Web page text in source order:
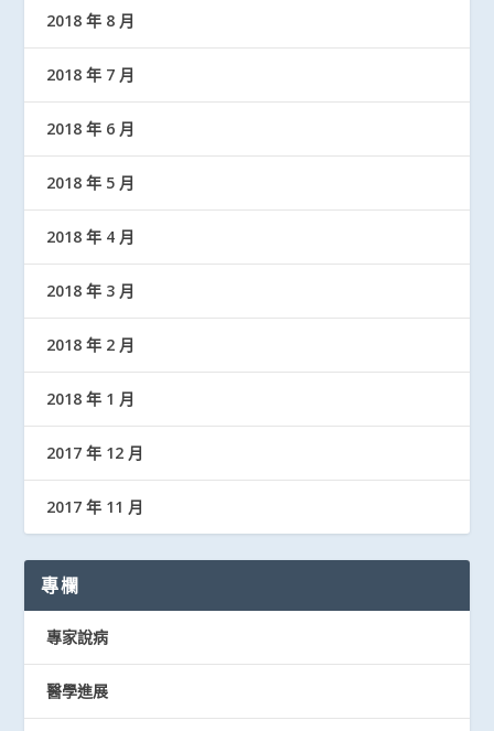
2018 年 8 月
2018 年 7 月
2018 年 6 月
2018 年 5 月
2018 年 4 月
2018 年 3 月
2018 年 2 月
2018 年 1 月
2017 年 12 月
2017 年 11 月
專欄
專家說病
醫學進展